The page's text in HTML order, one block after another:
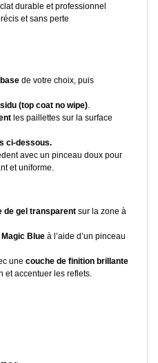
durable et professionnel
et sans perte
de votre choix, puis
(top coat no wipe).
les paillettes sur la surface
ci-dessous.
avec un pinceau doux pour
et uniforme.
de gel transparent sur la zone à
Blue à l’aide d’un pinceau
une couche de finition brillante
et accentuer les reflets.